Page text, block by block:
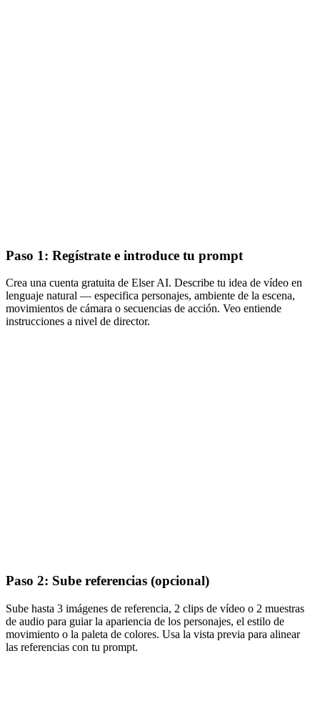
Paso 1: Regístrate e introduce tu prompt
Crea una cuenta gratuita de Elser AI. Describe tu idea de vídeo en
lenguaje natural — especifica personajes, ambiente de la escena,
movimientos de cámara o secuencias de acción. Veo entiende
instrucciones a nivel de director.
Paso 2: Sube referencias (opcional)
Sube hasta 3 imágenes de referencia, 2 clips de vídeo o 2 muestras
de audio para guiar la apariencia de los personajes, el estilo de
movimiento o la paleta de colores. Usa la vista previa para alinear
las referencias con tu prompt.